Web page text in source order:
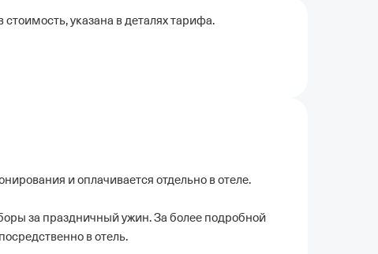
указана в деталях тарифа.
и оплачивается отдельно в отеле.
за праздничный ужин. За более подробной
в отель.